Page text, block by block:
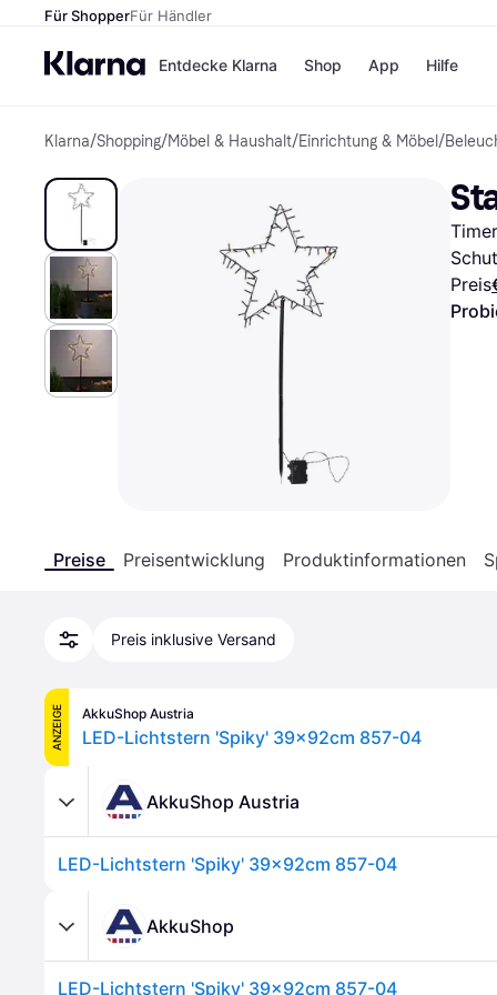
Für ShopperFür Händler
Entdecke Klarna
Zahlungsmethoden
Bezahle in bis zu 30
Tagen
Ratenzahlung
Shop
Shops
H&M
Temu
App Hilfe
Klarna/Shopping/Möbel & Haushalt/Einrichtung & Möbel /
Preis
Preise Preisentwicklung Produktinformationen
Preis inklusive Versand
ANZEIGE AkkuShop Austria
LED-Lichtstern 'Spiky' 39x92cm 857-04
AkkuShop Austria
LED-Lichtstern 'Spiky' 39x92cm 857-04
AkkuShop
LED-Lichtstern 'Spiky' 39x92cm 857-04